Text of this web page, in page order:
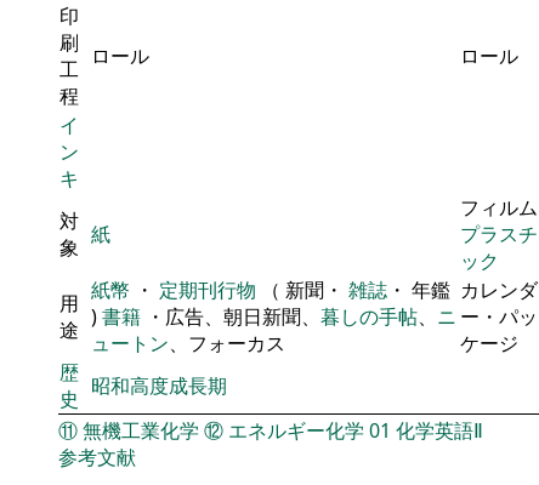
印
刷
工
程
ロール ロール
イ
ン
キ
対
象 紙
フィルム
プラスチ
ック
用
途
紙幣 ・ 定期刊行物 （ 新聞・ 雑誌 ・ 年鑑
)書籍 ・広告、朝日新聞、 暮しの手帖、 ニ
ュートン、フォーカス
カレンダ
ー・パッ
ケージ
歴
史 昭和高度成長期
⑪無機工業化学 ⑫ エネルギー化学 01 化学英語Ⅱ
参考文献